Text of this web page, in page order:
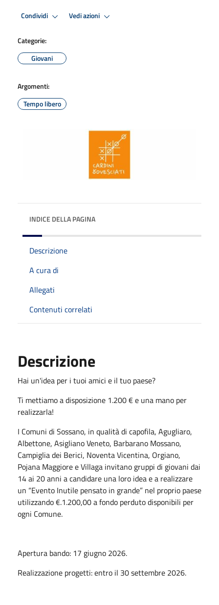
Condividi Vedi azioni
Categorie:
Giovani
Argomenti:
Tempo libero
INDICE DELLA PAGINA
Descrizione
A cura di
Allegati
Contenuti correlati
Descrizione
Hai un'idea per i tuoi amici e il tuo paese?
Ti mettiamo a disposizione 1.200 € e una mano per
realizzarla!
I Comuni di Sossano, in qualità di capofila, Agugliaro,
Albettone, Asigliano Veneto, Barbarano Mossano,
Campiglia dei Berici, Noventa Vicentina, Orgiano,
Pojana Maggiore e Villaga invitano gruppi di giovani dai
14 ai 20 anni a candidare una loro idea e a realizzare
un “Evento Inutile pensato in grande” nel proprio paese
utilizzando €.1.200,00 a fondo perduto disponibili per
ogni Comune.
Apertura bando: 17 giugno 2026.
Realizzazione progetti: entro il 30 settembre 2026.